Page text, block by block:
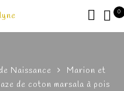
0
Naissance
Marion et
de coton marsala à pois